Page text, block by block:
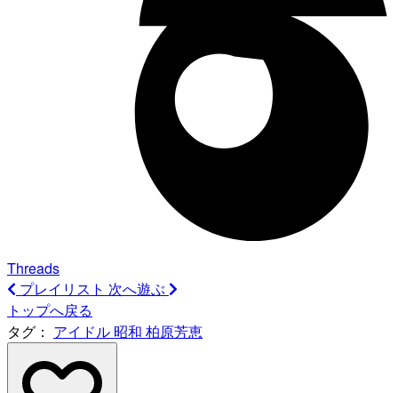
Threads
プレイリスト 次へ遊ぶ
トップへ戻る
タグ： アイドル 昭和 柏原芳恵